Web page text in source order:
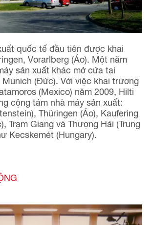
quốc tế đầu tiên được khai
Vorarlberg (Áo). Một năm
sản xuất khác mở cửa tại
Munich (Đức). Với việc khai trương
(Mexico) năm 2009, Hilti
cộng tám nhà máy sản xuất:
Thüringen (Áo), Kaufering
Trạm Giang và Thượng Hải (Trung
Kecskemét (Hungary).